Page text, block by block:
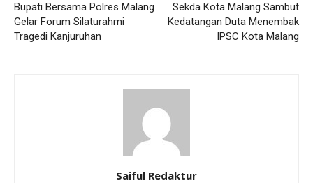
Bupati Bersama Polres Malang
Gelar Forum Silaturahmi
Tragedi Kanjuruhan
Sekda Kota Malang Sambut
Kedatangan Duta Menembak
IPSC Kota Malang
Saiful Redaktur